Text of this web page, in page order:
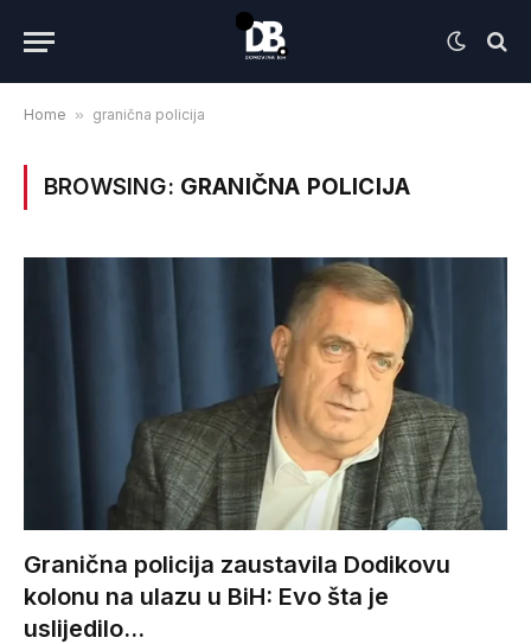
Home » granična policija
BROWSING: GRANIČNA POLICIJA
Granična policija zaustavila Dodikovu
kolonu na ulazu u BiH: Evo šta je
uslijedilo…